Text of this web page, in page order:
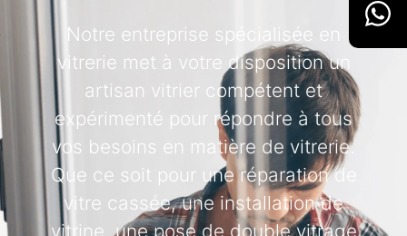
Notre entreprise spécialisée en
vitrerie met à votre disposition un
artisan vitrier compétent et
expérimenté pour répondre à tous
vos besoins en matière de vitrerie.
Que ce soit pour une réparation de
vitre cassée, une installation de
vitrine, une pose de double vitrage